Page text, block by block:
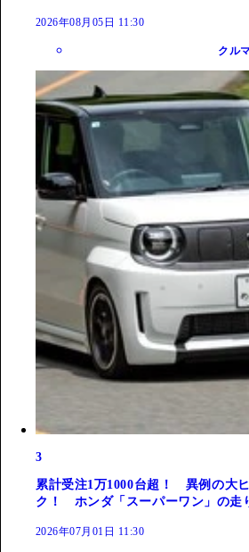
2026年08月05日 11:30
クル
3
累計受注1万1000台超！ 異例の大
ク！ ホンダ「スーパーワン」の走
2026年07月01日 11:30